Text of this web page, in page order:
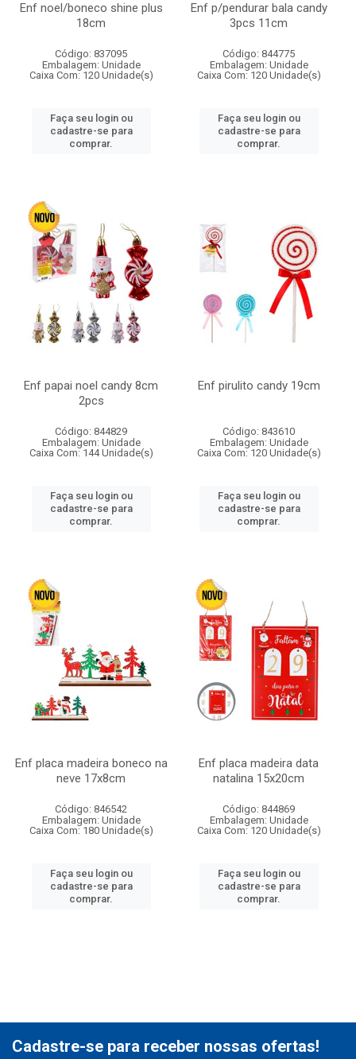
Enf noel/boneco shine plus
18cm
Código: 837095
Embalagem: Unidade
Caixa Com: 120 Unidade(s)
Faça seu login ou
cadastre-se para
comprar.
Enf p/pendurar bala candy
3pcs 11cm
Código: 844775
Embalagem: Unidade
Caixa Com: 120 Unidade(s)
Faça seu login ou
cadastre-se para
comprar.
Enf papai noel candy 8cm
2pcs
Código: 844829
Embalagem: Unidade
Caixa Com: 144 Unidade(s)
Faça seu login ou
cadastre-se para
comprar.
Enf pirulito candy 19cm
Código: 843610
Embalagem: Unidade
Caixa Com: 120 Unidade(s)
Faça seu login ou
cadastre-se para
comprar.
Enf placa madeira boneco na
neve 17x8cm
Código: 846542
Embalagem: Unidade
Caixa Com: 180 Unidade(s)
Faça seu login ou
cadastre-se para
comprar.
Enf placa madeira data
natalina 15x20cm
Código: 844869
Embalagem: Unidade
Caixa Com: 120 Unidade(s)
Faça seu login ou
cadastre-se para
comprar.
Cadastre-se para receber nossas ofertas!